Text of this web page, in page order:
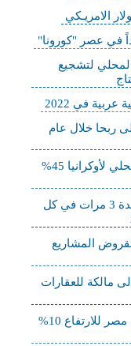
الامريـكي
لتشجيع
ربحا خلال عام
البنك الدولي يتوقع تراجع الناتج المحلي لأوكرانيا 45%
الفيدرالي الأمريكي‬⁩ يتوقع رفع الفائدة 3 مرات في كل
المشاريع
مالكة للعقارات
مواد البناء تقود أسعار العقارات في مصر للارتفاع 10%